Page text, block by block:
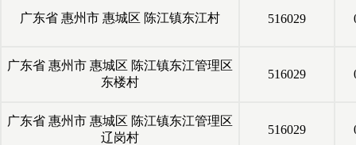
广东省 惠州市 惠城区 陈江镇东江村 516029
广东省 惠州市 惠城区 陈江镇东江管理区
东楼村
516029
广东省 惠州市 惠城区 陈江镇东江管理区
辽岗村
516029